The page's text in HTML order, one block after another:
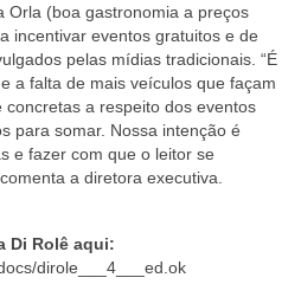
Orla (boa gastronomia a preços
incentivar eventos gratuitos e de
pelas mídias tradicionais. “É
a falta de mais veículos que façam
a respeito dos eventos
para somar. Nossa intenção é
e fazer com que o leitor se
a diretora executiva.
Di Rolê aqui:
dirole___4___ed.ok